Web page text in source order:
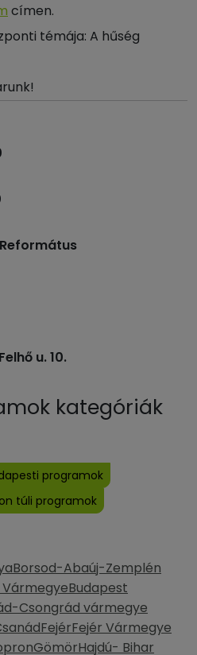
címen.
témája: A hűség
u. 10.
kategóriák
programok
túli programok
Borsod-Abaúj-Zemplén
Budapest
Csongrád vármegye
FejérFejér Vármegye
GömörHajdú- Bihar